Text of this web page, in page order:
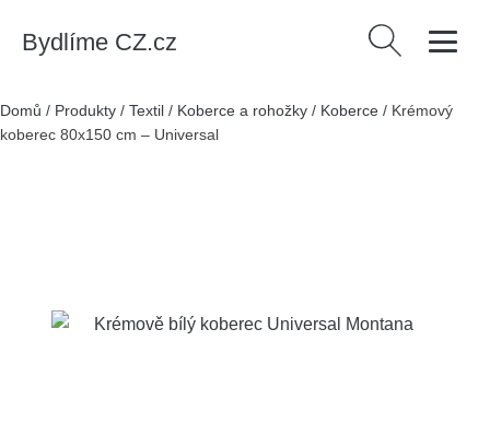
Bydlíme CZ.cz Vyhledávání
Domů / Produkty / Textil / Koberce a rohožky / Koberce / Krémový
koberec 80x150 cm – Universal